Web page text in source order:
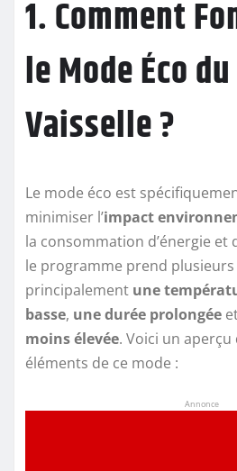
1. Comment
le Mode Éco
Vaisselle ?
Le mode éco est
minimiser l’impact
la consommation d’énergie et
le programme prend plusieurs
principalement une
basse, une durée prolongée
moins élevée. Voici un
éléments de ce mode :
Annonce